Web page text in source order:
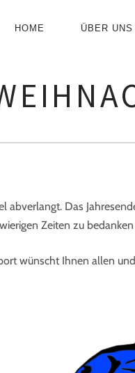
PRIMÄR-
HOME ÜBER UNS
abverlangt. Das
Zeiten zu
wünscht Ihnen allen